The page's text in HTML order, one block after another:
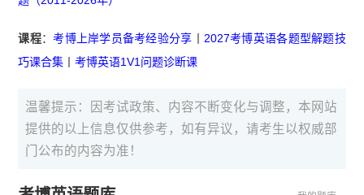
课程：考博上岸学员备考经验分享
2027考博英语各题型解题技
巧课合集 丨考博英语1V1问题诊断课
温馨提示：因考试政策、内容不断变化与调整，本网站
提供的以上信息仅供参考，如有异议，请考生以权威部
门公布的内容为准！